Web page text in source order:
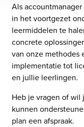
Als
in het voortgezet
leermiddelen te
concrete
van onze methodes
implementatie tot
en jullie leerlingen.
Heb je vragen of
kunnen
plan een afspraak.